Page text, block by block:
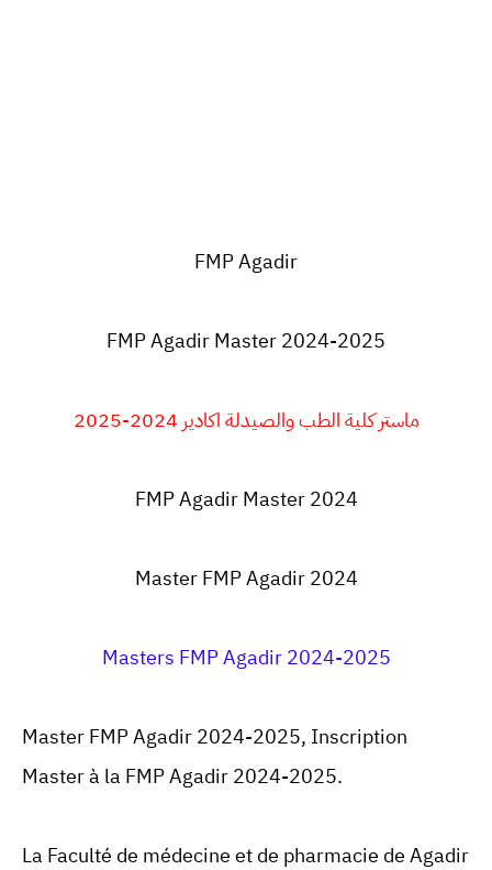
FMP Agadir
FMP Agadir Master2024-2025
ماستر كلية الطب والصيدلةاكادير 2024-2025
FMP AgadirMaster2024
Master FMP Agadir 2024
Masters FMP Agadir 2024-2025
Master FMP Agadir 2024-2025, Inscription
Master à la FMP Agadir 2024-2025.
La Faculté de médecine et de pharmacie de Agadir